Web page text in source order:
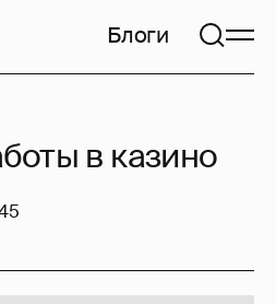
Блоги
в казино